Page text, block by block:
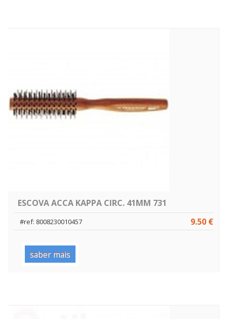
ESCOVA ACCA KAPPA CIRC. 41MM 731
9.50 €
#ref: 8008230010457
saber mais